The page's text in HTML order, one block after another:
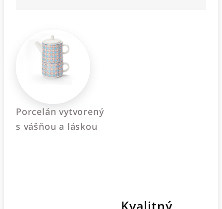
Porcelán vytvorený
s vášňou a láskou
Kvalitný